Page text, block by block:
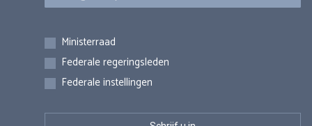
Inschrijvingen
Ministerraad
Federale regeringsleden
Federale instellingen